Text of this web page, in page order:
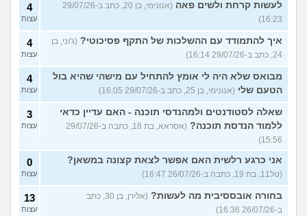
לעשות קרחת ולשים פאה
(אנונימי, בן 20, כתב ב-29/07/26
16:23)
4
עצות
איך להתמודד עם ההשלכות של התקף פסיכוטי? (ג'וני, בן
24, כתב ב-29/07/26 16:14)
4
עצות
מבואס שלא היה לי אומץ להתחיל עם מישהי שהיא בול
הטעם שלי (אנונימי, בן 25, כתב ב-29/07/26 16:05)
4
עצות
שאלה לסטודנטים ולמהנדסי תוכנה - האם עדיין כדאי
ללמוד הנדסת תוכנה?
(אסראא, בת 18, כתבה ב-29/07/26
15:56)
3
עצות
אני כרגע רלשית האם אפשר לצאת קצונה במשאן?
(טל11, בת 19, כתבה ב-26/07/26 16:47)
0
עצות
בחורה אובססיבית מה לעשות?
(אלירן, בן 30, כתב
ב-26/07/26 16:36)
13
עצות